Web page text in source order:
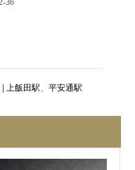
| 上飯田駅 平安通駅